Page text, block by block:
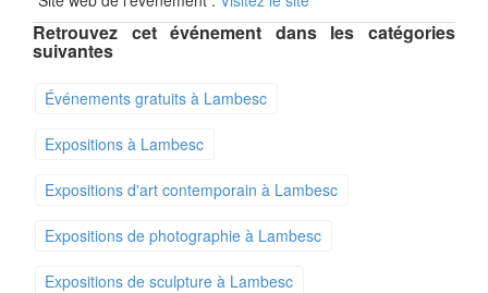
Retrouvez cet événement dans les catégories
suivantes
Événements gratuits à Lambesc
Expositions à Lambesc
Expositions d'art contemporain à Lambesc
Expositions de photographie à Lambesc
Expositions de sculpture à Lambesc